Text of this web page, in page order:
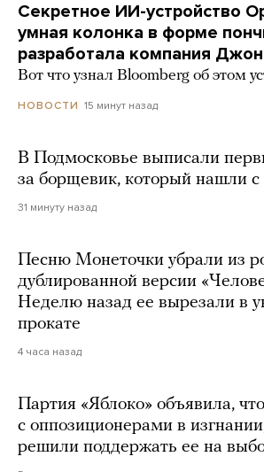
Секретное ИИ-устройство
умная колонка в форме
разработала компания
Вот что узнал Bloomberg об этом
НОВОСТИ 15 минут назад
В Подмосковье выписали
за борщевик, который нашли
31 минуту назад
Песню Монеточки убрали из
дублированной версии
Неделю назад ее вырезали в
прокате
4 часа назад
Партия «Яблоко» объявила,
с оппозиционерами в
решили поддержать ее на